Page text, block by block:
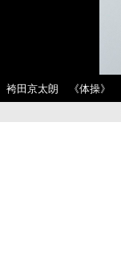
袴田京太朗 《体操》